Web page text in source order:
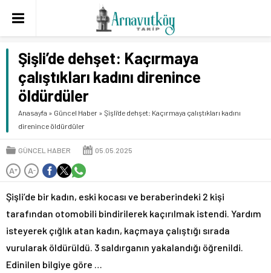
Şişli’de dehşet: Kaçırmaya
çalıştıkları kadını direnince
öldürdüler
Anasayfa » Güncel Haber » Şişli’de dehşet: Kaçırmaya çalıştıkları kadını
direnince öldürdüler
GÜNCEL HABER 05.05.2025
A+ A-
Şişli’de bir kadın, eski kocası ve beraberindeki 2 kişi
tarafından otomobili bindirilerek kaçırılmak istendi. Yardım
isteyerek çığlık atan kadın, kaçmaya çalıştığı sırada
vurularak öldürüldü. 3 saldırganın yakalandığı öğrenildi.
Edinilen bilgiye göre …